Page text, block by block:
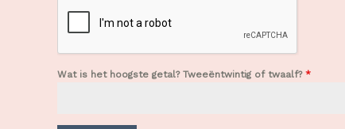
Wat is het hoogste getal? Tweeëntwintig of twaalf? *